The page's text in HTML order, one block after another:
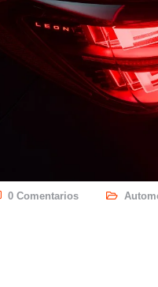
0 Comentarios